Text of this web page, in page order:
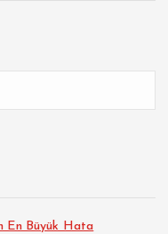
En Büyük Hata